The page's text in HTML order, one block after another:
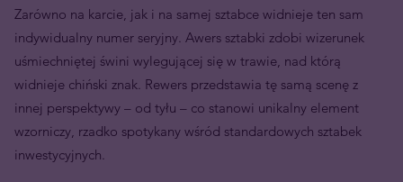
Zarówno na karcie, jak i na samej sztabce widnieje ten sam
indywidualny numer seryjny. Awers sztabki zdobi wizerunek
uśmiechniętej świni wylegującej się w trawie, nad którą
widnieje chiński znak. Rewers przedstawia tę samą scenę z
innej perspektywy – od tyłu – co stanowi unikalny element
wzorniczy, rzadko spotykany wśród standardowych sztabek
inwestycyjnych.